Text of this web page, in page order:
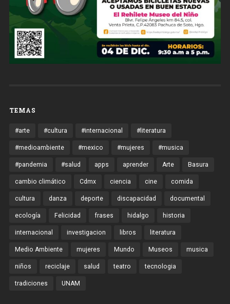
TEMAS
#arte #cultura #internacional #literatura
#medioambiente #mexico #mujeres #musica
#pandemia #salud apps aprender Arte Basura
cambio climático Cdmx ciencia cine comida
cultura danza deporte discapacidad documental
ecología Felicidad frases hidalgo historia
internacional investigacion libros literatura
Medio Ambiente mujeres Mundo Museos musica
niños reciclaje salud teatro tecnologia
tradiciones UNAM